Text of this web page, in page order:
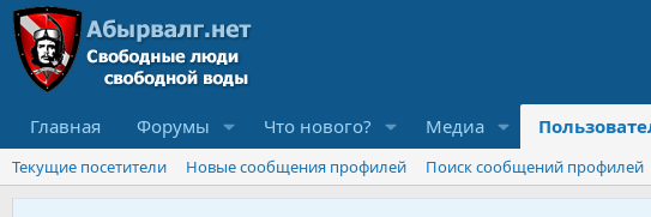
Главная Форумы Что нового? Медиа
Текущие посетители Новые сообщения профилей Поиск сообщений профилей